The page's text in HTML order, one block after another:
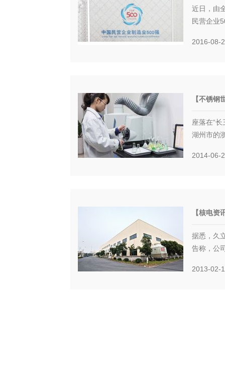
近日，由
民营企业
2016-08-
【不锈钢
座落在“
湖州市的
2014-06-
【核电资
据悉，久
告称，公
2013-02-